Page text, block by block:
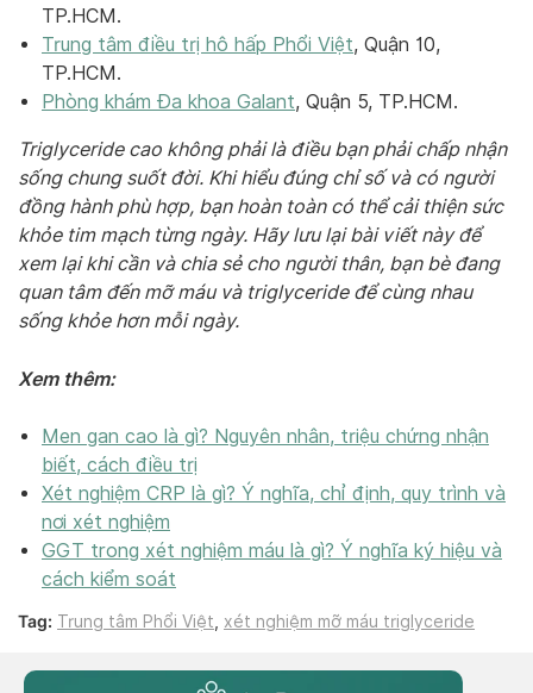
TP.HCM.
Trung tâm điều trị hô hấp Phổi Việt, Quận 10,
TP.HCM.
Phòng khám Đa khoa Galant, Quận 5, TP.HCM.
Triglyceride cao không phải là điều bạn phải chấp nhận
sống chung suốt đời. Khi hiểu đúng chỉ số và có người
đồng hành phù hợp, bạn hoàn toàn có thể cải thiện sức
khỏe tim mạch từng ngày. Hãy lưu lại bài viết này để
xem lại khi cần và chia sẻ cho người thân, bạn bè đang
quan tâm đến mỡ máu và triglyceride để cùng nhau
sống khỏe hơn mỗi ngày.
Xem thêm:
Men gan cao là gì? Nguyên nhân, triệu chứng nhận
biết, cách điều trị
Xét nghiệm CRP là gì? Ý nghĩa, chỉ định, quy trình và
nơi xét nghiệm
GGT trong xét nghiệm máu là gì? Ý nghĩa ký hiệu và
cách kiểm soát
Tag: Trung tâm Phổi Việt xét nghiệm mỡ máu triglyceride